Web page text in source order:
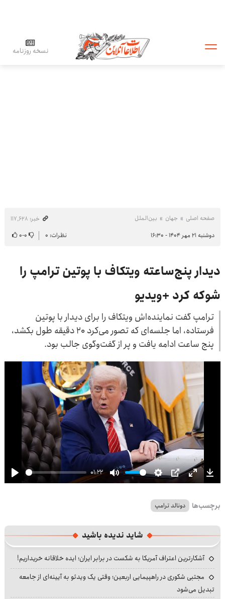
نسخه روزنامه
صفحه اصلی جهان بین‌الملل
خبر: ۱۱۷٬۶۲۸
دوشنبه ۲۱ مهر ۱۴۰۴ - ۱۶:۳۰
نظرات: ۰ ۰-۰
دیدار پنج‌ساعته ویتکاف با پوتین ترامپ را
شوکه کرد +ویدیو
ترامپ گفت نماینده‌اش ویتکاف را برای دیدار با پوتین
فرستاده، اما جلسه‌ای که تصور می‌کرد ۲۰ دقیقه طول بکشد،
پنج ساعت ادامه یافت و پر از گفت‌وگوی جالب بود.
Play
01:22
Mute Settings
PIP Enter
برچسب‌ها دونالد ترامپ
شاید ندیده باشید
آشکارترین اعتراف آمریکا به شکست در برابر ایران؛ ایده خلاقانه خریداریم!
مجتبی شکوری در راهپیمایی اربعین؛ وقتی یک ویدئو به آیینه‌ای از جامعه
تبدیل می‌شود